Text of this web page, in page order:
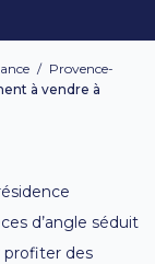
/ Provence-
à vendre à
d’angle séduit
profiter des